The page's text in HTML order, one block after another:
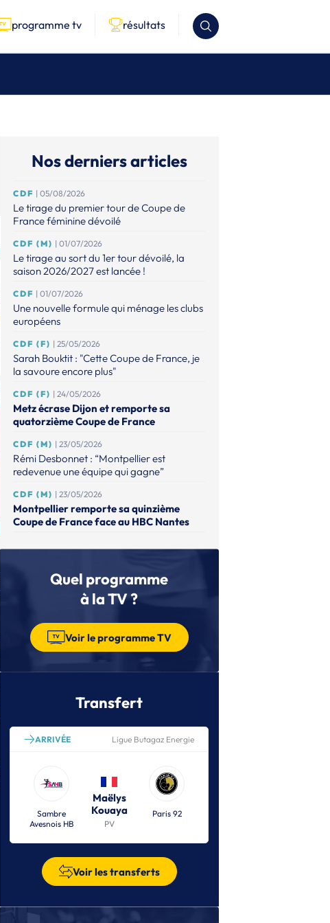
programme tv résultats
Nos derniers articles
CDF | 05/08/2026
Le tirage du premier tour de Coupe de
France féminine dévoilé
CDF (M) | 01/07/2026
Le tirage au sort du 1er tour dévoilé, la
saison 2026/2027 est lancée !
CDF | 01/07/2026
Une nouvelle formule qui ménage les clubs
européens
CDF (F) | 25/05/2026
Sarah Bouktit : "Cette Coupe de France, je
la savoure encore plus"
CDF (F) | 24/05/2026
Metz écrase Dijon et remporte sa
quatorzième Coupe de France
CDF (M) | 23/05/2026
Rémi Desbonnet : “Montpellier est
redevenue une équipe qui gagne”
CDF (M) | 23/05/2026
Montpellier remporte sa quinzième
Coupe de France face au HBC Nantes
CDF (M) | 15/04/2026
Montpellier domine Paris et ira défendre
son titre face au HBC Nantes
CDF | 14/04/2026
La chanteuse Jenifer en show case pour les
Le programme complet des finales à
| 04/04/2026
Metz en patron, Dijon au rendez-vous
Demi-finales invisibles : la Coupe de
France oubliée des écrans
CDF (F) | 04/03/2026
CDF (F) | 28/02/2026
Brest déjoue après la pause, Metz en
profite et s’offre le dernier carré
CDF (M) | 18/02/2026
Quel programme
à la TV ?
Voir le programme TV
Transfert
ARRIVÉE Ligue Butagaz Energie
Sambre
Avesnois HB
Maëlys
Kouaya
PV
Paris 92
Voir les transferts